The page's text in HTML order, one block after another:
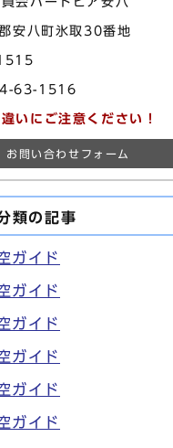
安八町氷取30番地
63-1516
いにご注意ください！
お問い合わせフォーム
類の記事
ガイド
ガイド
ガイド
ガイド
ガイド
ガイド